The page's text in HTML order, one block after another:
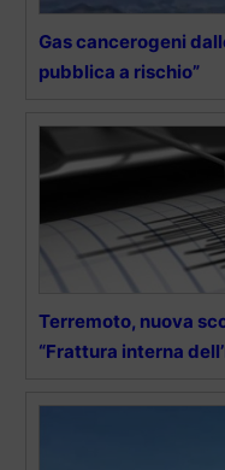
Gas cancerogeni
pubblica a rischio”
Terremoto, nuova
“Frattura interna